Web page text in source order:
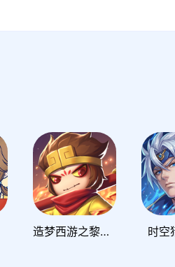
造梦西游之黎尤浩劫篇 时空